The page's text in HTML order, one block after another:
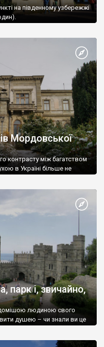
на південному узбережжі
Мордовської
контрасту між багатством
в Україні більше не
парк і, звичайно,
людиною свого
душею – чи знали ви це